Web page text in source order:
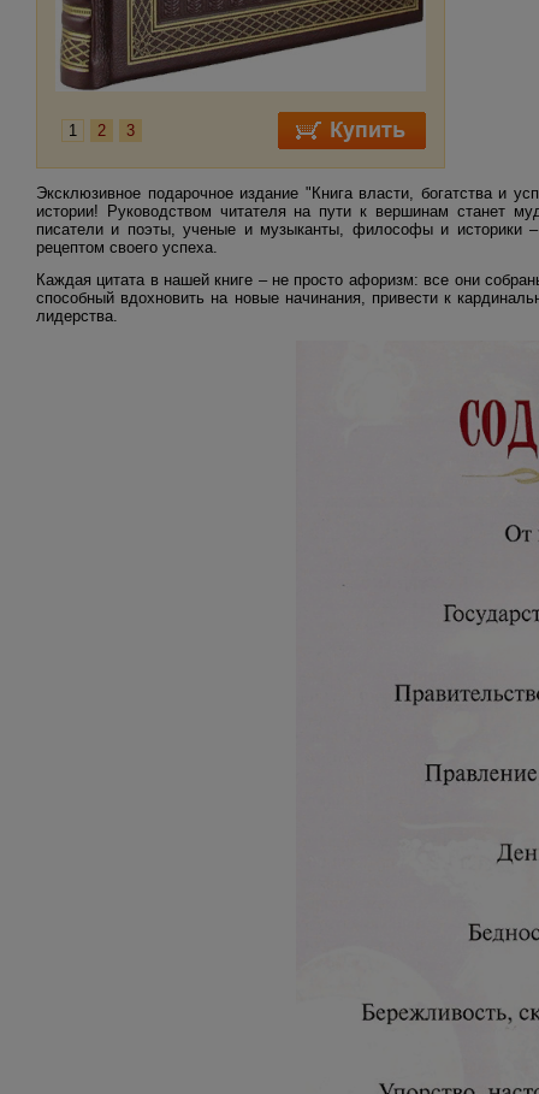
1 2 3
Эксклюзивное подарочное издание "Книга власти, богатства и
истории! Руководством читателя на пути к вершинам станет
писатели и поэты, ученые и музыканты, философы и историки
рецептом своего успеха.
Каждая цитата в нашей книге – не просто афоризм: все они
способный вдохновить на новые начинания, привести к
лидерства.